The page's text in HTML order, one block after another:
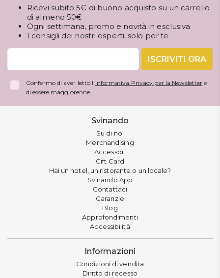
Ricevi subito 5€ di buono acquisto su un carrello
di almeno 50€
Ogni settimana, promo e novità in esclusiva
I consigli dei nostri esperti, solo per te
ISCRIVITI ORA
Confermo di aver letto l' Informativa Privacy per la Newsletter e
di essere maggiorenne
Svinando
Su di noi
Merchandising
Accessori
Gift Card
Hai un hotel, un ristorante o un locale?
Svinando App
Contattaci
Garanzie
Blog
Approfondimenti
Accessibilità
Informazioni
Condizioni di vendita
Diritto di recesso